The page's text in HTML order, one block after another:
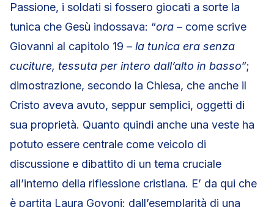
Passione, i soldati si fossero giocati a sorte la
tunica che Gesù indossava: “ora – come scrive
Giovanni al capitolo 19 – la tunica era senza
cuciture, tessuta per intero dall’alto in basso”;
dimostrazione, secondo la Chiesa, che anche il
Cristo aveva avuto, seppur semplici, oggetti di
sua proprietà. Quanto quindi anche una veste ha
potuto essere centrale come veicolo di
discussione e dibattito di un tema cruciale
all’interno della riflessione cristiana. E’ da qui che
è partita Laura Govoni: dall’esemplarità di una